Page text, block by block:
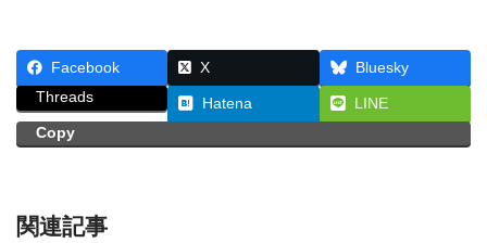
Facebook X
Bluesky
Threads
Hatena
LINE
Copy
関連記事